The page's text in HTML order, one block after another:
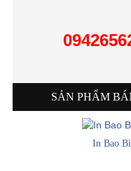
SẢN PHẨM
In Bao